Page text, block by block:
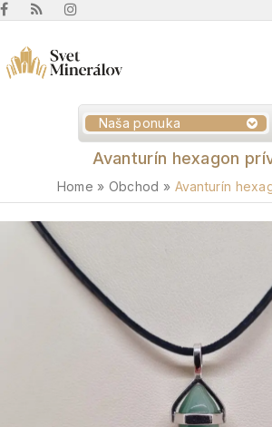
Naša ponuka
Avanturín hexagon
Home » Obchod » Avanturín